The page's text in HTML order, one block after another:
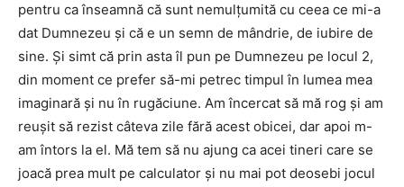
pentru ca înseamnă că sunt nemulţumită cu ceea ce mi-a
dat Dumnezeu şi că e un semn de mândrie, de iubire de
sine. Şi simt că prin asta îl pun pe Dumnezeu pe locul 2,
din moment ce prefer să-mi petrec timpul în lumea mea
imaginară şi nu în rugăciune. Am încercat să mă rog şi am
reuşit să rezist câteva zile fără acest obicei, dar apoi m-
am întors la el. Mă tem să nu ajung ca acei tineri care se
joacă prea mult pe calculator şi nu mai pot deosebi jocul